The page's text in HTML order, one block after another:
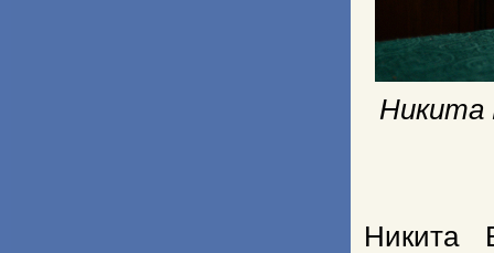
Никита
Никита